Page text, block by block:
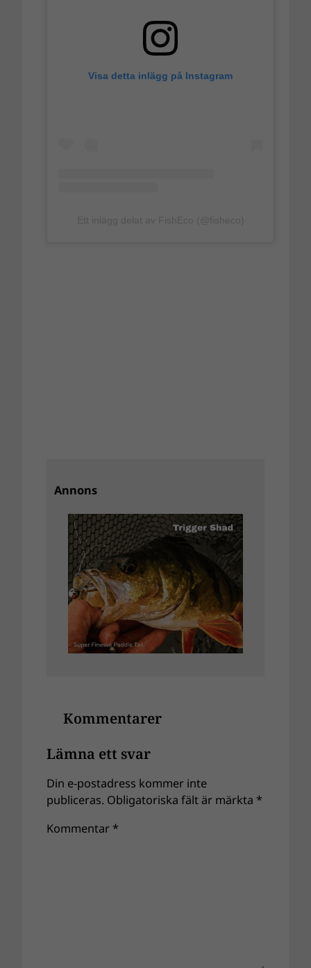
Visa detta inlägg på Instagram
Annons
Kommentarer
Lämna ett svar
Din e-postadress kommer inte
publiceras. Obligatoriska fält är märkta *
Kommentar *